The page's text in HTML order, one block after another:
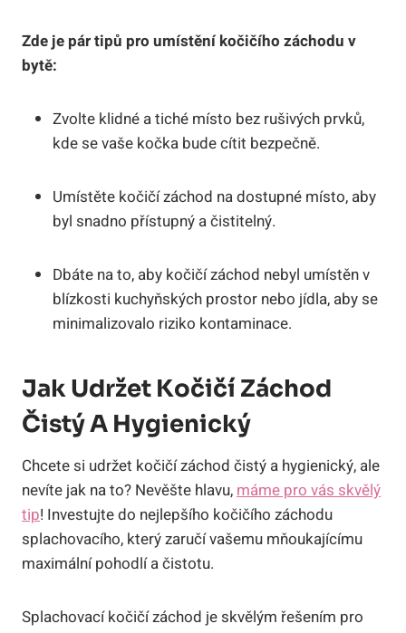
Zde je pár tipů pro umístění kočičího záchodu v
bytě:
Zvolte klidné a tiché místo bez rušivých prvků,
kde se vaše kočka bude cítit bezpečně.
Umístěte kočičí záchod na dostupné místo, aby
byl snadno přístupný a čistitelný.
Dbáte na to, aby kočičí záchod nebyl umístěn v
blízkosti kuchyňských prostor nebo jídla, aby se
minimalizovalo riziko kontaminace.
Jak Udržet Kočičí Záchod
Čistý A Hygienický
Chcete si udržet kočičí záchod čistý a hygienický, ale
nevíte jak na to? Nevěšte hlavu, máme pro vás skvělý
tip! Investujte do nejlepšího kočičího záchodu
splachovacího, který zaručí vašemu mňoukajícímu
maximální pohodlí a čistotu.
Splachovací kočičí záchod je skvělým řešením pro